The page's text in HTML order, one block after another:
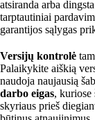
atsiranda arba
tarptautiniai
garantijos sąlygas
Versijų kontrolė
Palaikykite aiškią
naudoja naujausią
darbo eigas, kuriose
skyriaus prieš